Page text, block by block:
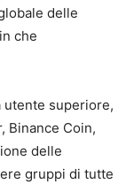
delle
che
utente superiore,
Binance Coin,
delle
gruppi di tutte